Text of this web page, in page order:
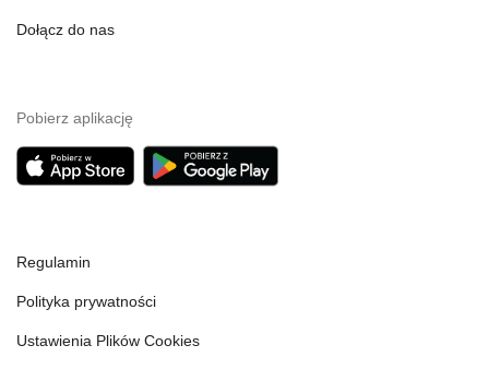
Dołącz do nas
Pobierz aplikację
Regulamin
Polityka prywatności
Ustawienia Plików Cookies